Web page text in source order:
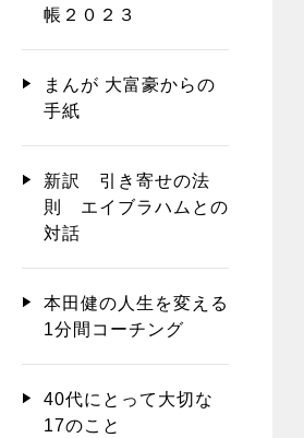
帳２０２３
まんが 大富豪からの
手紙
新訳 引き寄せの法
則 エイブラハムとの
対話
本田健の人生を変える
1分間コーチング
40代にとって大切な
17のこと